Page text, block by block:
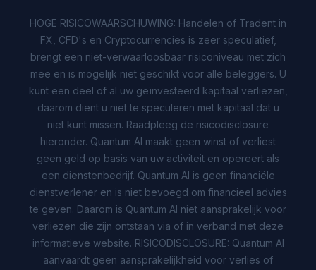
HOGE RISICOWAARSCHUWING: Handelen of Tradent in
FX, CFD's en Cryptocurrencies is zeer speculatief,
brengt een niet-verwaarloosbaar risiconiveau met zich
mee en is mogelijk niet geschikt voor alle beleggers. U
kunt een deel of al uw geïnvesteerd kapitaal verliezen,
daarom dient u niet te speculeren met kapitaal dat u
niet kunt missen. Raadpleeg de risicodisclosure
hieronder. Quantum AI maakt geen winst of verliest
geen geld op basis van uw activiteit en opereert als
een dienstenbedrijf. Quantum AI is geen financiële
dienstverlener en is niet bevoegd om financieel advies
te geven. Daarom is Quantum AI niet aansprakelijk voor
verliezen die zijn ontstaan via of in verband met deze
informatieve website. RISICODISCLOSURE: Quantum AI
aanvaardt geen aansprakelijkheid voor verlies of